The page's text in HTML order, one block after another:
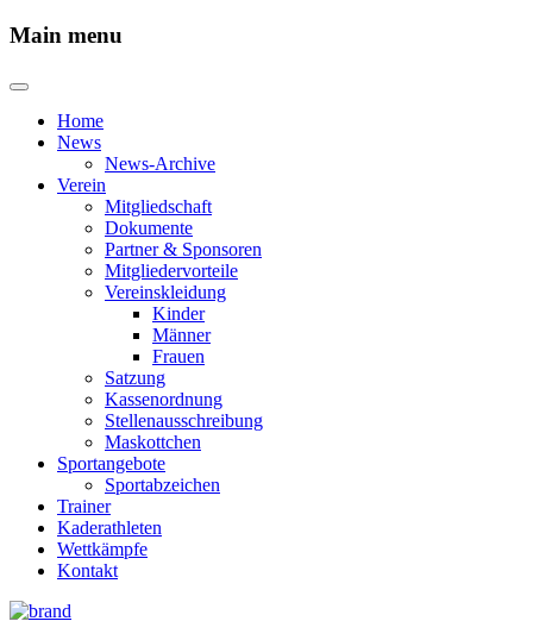
Main menu
Home
News
News-Archive
Verein
Mitgliedschaft
Dokumente
Partner & Sponsoren
Mitgliedervorteile
Vereinskleidung
Kinder
Männer
Frauen
Satzung
Kassenordnung
Stellenausschreibung
Maskottchen
Sportangebote
Sportabzeichen
Trainer
Kaderathleten
Wettkämpfe
Kontakt